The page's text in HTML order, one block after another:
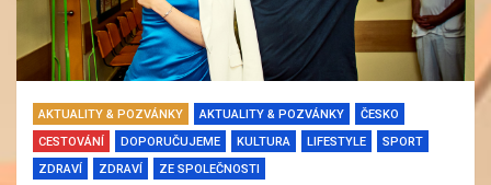
AKTUALITY & POZVÁNKY AKTUALITY & POZVÁNKY
ČESKO
CESTOVÁNÍ
DOPORUČUJEME KULTURA LIFESTYLE
SPORT
ZDRAVÍ
ZDRAVÍ ZE SPOLEČNOSTI